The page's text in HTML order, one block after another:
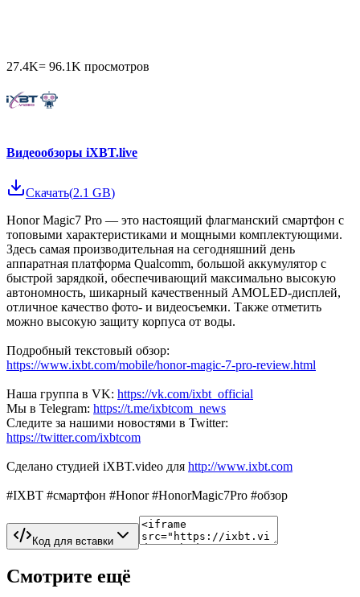
27.4K= 96.1K просмотров
Видеообзоры iXBT.live
Скачать(2.1 GB)
Honor Magic7 Pro — это настоящий флагманский смартфон с
топовыми характеристиками и мощными комплектующими.
Здесь самая производительная на сегодняшний день
аппаратная платформа Qualcomm, большой аккумулятор с
быстрой зарядкой, обеспечивающий максимально высокую
автономность, шикарный качественный AMOLED-дисплей,
отличное качество фото- и видеосъемки. Также отметить
можно высокую защиту корпуса от воды.
Подробный текстовый обзор:
https://www.ixbt.com/mobile/honor-magic-7-pro-review.html
Наша группа в VK: https://vk.com/ixbt_official
Мы в Telegram: https://t.me/ixbtcom_news
Следите за нашими новостями в Twitter:
https://twitter.com/ixbtcom
Сделано студией iXBT.video для http://www.ixbt.com
#IXBT #смартфон #Honor #HonorMagic7Pro #обзор
Код для вставки
Смотрите ещё